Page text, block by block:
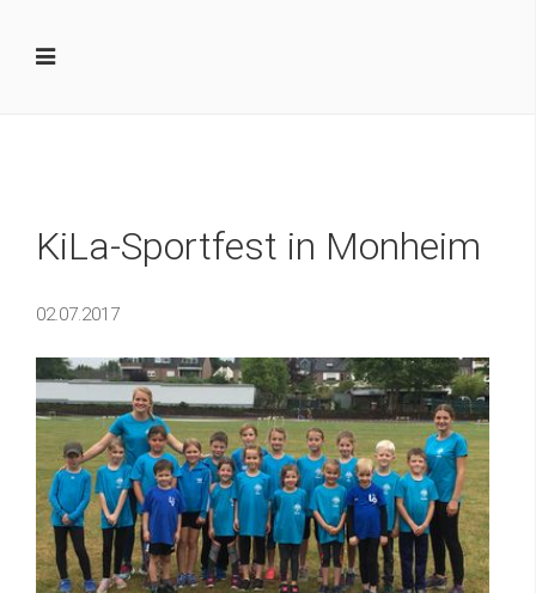
KiLa-Sportfest in Monheim
02.07.2017